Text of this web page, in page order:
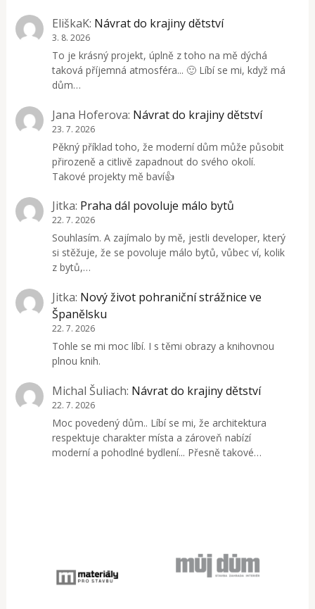
EliškaK: Návrat do krajiny dětství
3. 8. 2026
To je krásný projekt, úplně z toho na mě dýchá
taková příjemná atmosféra... 🙂 Líbí se mi, když má
dům…
Jana Hoferova: Návrat do krajiny dětství
23. 7. 2026
Pěkný příklad toho, že moderní dům může působit
přirozeně a citlivě zapadnout do svého okolí.
Takové projekty mě baví👍
Jitka: Praha dál povoluje málo bytů
22. 7. 2026
Souhlasím. A zajímalo by mě, jestli developer, který
si stěžuje, že se povoluje málo bytů, vůbec ví, kolik
z bytů,…
Jitka: Nový život pohraniční strážnice ve
Španělsku
22. 7. 2026
Tohle se mi moc líbí. I s těmi obrazy a knihovnou
plnou knih.
Michal Šuliach: Návrat do krajiny dětství
22. 7. 2026
Moc povedený dům.. Líbí se mi, že architektura
respektuje charakter místa a zároveň nabízí
moderní a pohodlné bydlení... Přesně takové…